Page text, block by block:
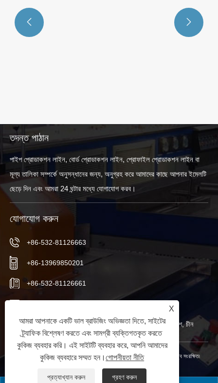
 
তদন্ত পাঠান
পাইপ প্রোডাকশন লাইন, বোর্ড প্রোডাকশন লাইন, প্রোফাইল প্রোডাকশন লাইন বা
মূল্য তালিকা সম্পর্কে অনুসন্ধানের জন্য, অনুগ্রহ করে আমাদের কাছে আপনার ইমেলটি
ছেড়ে দিন এবং আমরা 24 ঘন্টার মধ্যে যোগাযোগ করব।
যোগাযোগ করুন
+86-532-81126663
+86-13969850201
+86-532-81126661
নুওজুয়াং, সানলিহে অফিস, জিয়াওঝো সিটি, কিংডাও সিটি, শানডং প্রদেশ, চীন
কপিরাইট © 2024 Qingdao Longchangjie Machinery Co., Ltd. সর্বস্বত্ব সংরক্ষিত৷
RSS|XML|গোপনীয়তা নীতি
X
আমরা আপনাকে একটি ভাল ব্রাউজিং অভিজ্ঞতা দিতে, সাইটের
ট্র্যাফিক বিশ্লেষণ করতে এবং সামগ্রী ব্যক্তিগতকৃত করতে
কুকিজ ব্যবহার করি। এই সাইটটি ব্যবহার করে, আপনি আমাদের
কুকিজ ব্যবহারে সম্মত হন।গোপনীয়তা নীতি
প্রত্যাখ্যান করুন গ্রহণ করুন